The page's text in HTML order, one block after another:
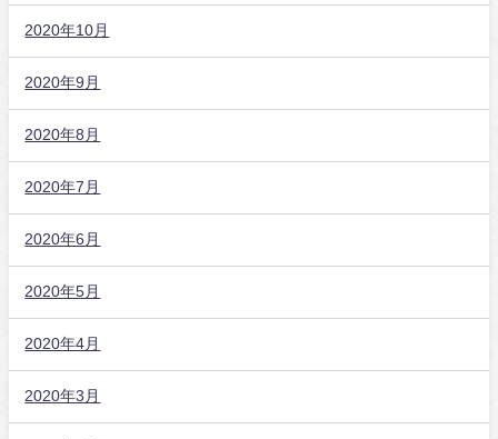
2020年10月
2020年9月
2020年8月
2020年7月
2020年6月
2020年5月
2020年4月
2020年3月